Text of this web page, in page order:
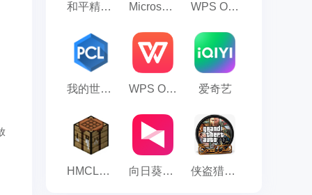
和平精英模拟器应用宝版 Microsoft Edge浏览器 WPS Office
我的世界PCL2启动器 WPS Office 2023 爱奇艺
HMCL启动器 向日葵远程控制 侠盗猎车手:罪恶都市之侠盗无双